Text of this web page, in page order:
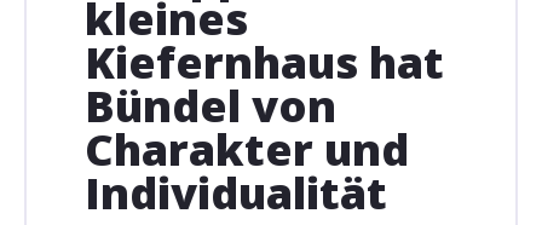
kleines
Kiefernhaus hat
Bündel von
Charakter und
Individualität